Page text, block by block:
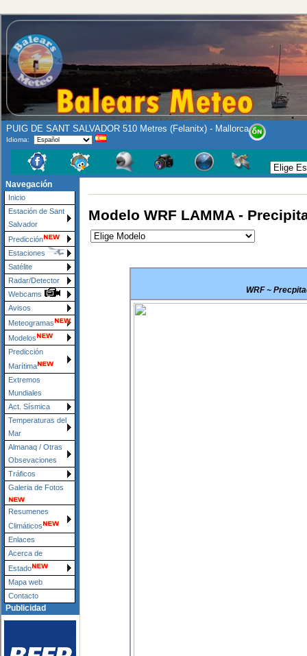
PUIG DE SANT SALVADOR 510 Metres (Felanitx) - Mallorca
Idioma:
Navegación
Inicio
Estación de Sant
Salvador
Predicción
Estaciones
Satélite
Radar/Detector
Webcams
Avisos
Meteogramas
Modelos
Predicción
Marítima
Extremos
Mundiales
Act. Sísmica
Temperaturas del
Mar
Almanaq / Otras
Obsevaciones
Tráficos
Galeria de Fotos
Resumenes
Climáticos
Enlaces
Acerca de
Estado
Mapa web
Contacto
Publicidad
Modelo WRF LAMMA -
WRF ~